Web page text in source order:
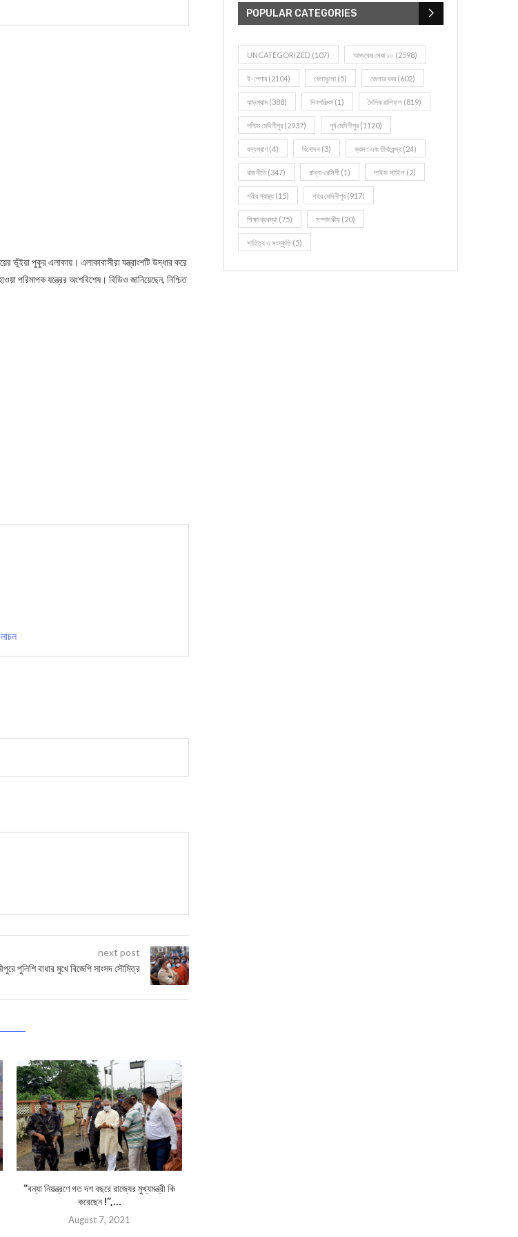
ভুঁইয়া পুকুর এলাকায়। এলাকাবাসীরা যন্ত্রাংশটি উদ্ধার করে
পরিমাপক যন্ত্রের অংশবিশেষ। বিডিও জানিয়েছেন, নিশ্চিত
next post
পুলিশি বাধার মুখে বিজেপি সাংসদ সৌমিত্র
“বন্যা নিয়ন্ত্রণে গত দশ বছরে রাজ্যের মুখ্যমন্ত্রী কি
করেছেন !”,...
August 7, 2021
POPULAR CATEGORIES
UNCATEGORIZED (107) আজকের সেরা ১০ (2598)
ই-পেপার (2104) খেলাধূলো (5) জেলার খবর (602)
ঝাড়গ্রাম (388) দিনপঞ্জিকা (1) দৈনিক রাশিফল (819)
পশ্চিম মেদিনীপুর (2937) পূর্ব মেদিনীপুর (1120)
বন্যপ্রাণ (4) বিনোদন (3) ভ্রমণ এবং তীর্থকেন্দ্র (24)
রাজনীতি(347) রান্না-রেসিপী (1) লাইফ স্টাইল (2)
শরীর স্বাস্থ্য (15) শহর মেদিনীপুর (917)
শিক্ষা ব্যবস্থা (75) সম্পাদকীয় (20)
সাহিত্য ও সংস্কৃতি(5)